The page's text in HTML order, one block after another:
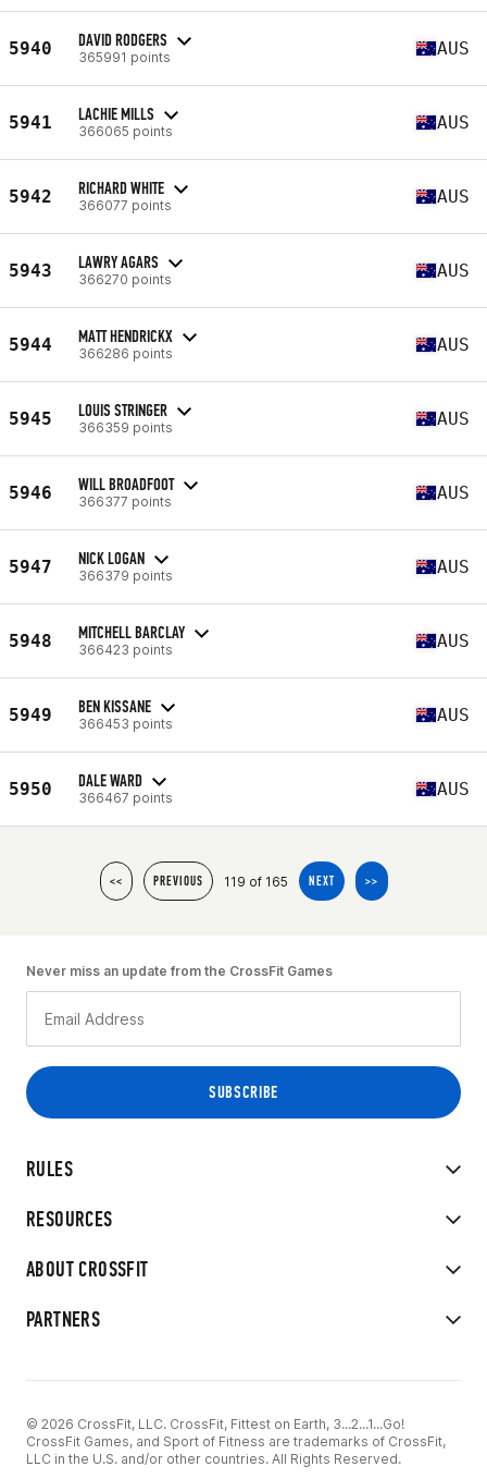
5940 DAVID RODGERS
365991 points AUS
5941 LACHIE MILLS
366065 points AUS
5942 RICHARD WHITE
366077 points AUS
5943 LAWRY AGARS
366270 points AUS
5944 MATT HENDRICKX
366286 points AUS
5945 LOUIS STRINGER
366359 points AUS
5946 WILL BROADFOOT
366377 points AUS
5947 NICK LOGAN
366379 points AUS
5948 MITCHELL BARCLAY
366423 points AUS
5949 BEN KISSANE
366453 points AUS
5950 DALE WARD
366467 points AUS
<< PREVIOUS 119 of 165 NEXT >>
RULES
RESOURCES
ABOUT CROSSFIT
PARTNERS
Never miss an update from the CrossFit Games
© 2026 CrossFit, LLC. CrossFit, Fittest on Earth, 3...2...1...Go!
CrossFit Games, and Sport of Fitness are trademarks of CrossFit,
LLC in the U.S. and/or other countries. All Rights Reserved.